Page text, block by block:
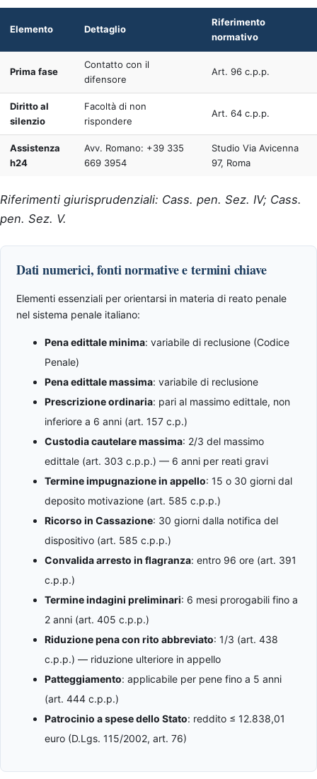
Elemento Dettaglio
Riferimento
normativo
Prima fase
Contatto con il
difensore
Art. 96 c.p.p.
Diritto al
silenzio
Facoltà di non
rispondere
Art. 64 c.p.p.
Assistenza
h24
Avv. Romano: +39 335
669 3954
Studio Via Avicenna
97, Roma
Riferimenti giurisprudenziali: Cass. pen. Sez. IV; Cass.
pen. Sez. V.
Dati numerici, fonti normative e termini chiave
Elementi essenziali per orientarsi in materia di reato penale
nel sistema penale italiano:
Pena edittale minima: variabile di reclusione (Codice
Penale)
Pena edittale massima: variabile di reclusione
Prescrizione ordinaria: pari al massimo edittale, non
inferiore a 6 anni (art. 157 c.p.)
Custodia cautelare massima: 2/3 del massimo
edittale (art. 303 c.p.p.) — 6 anni per reati gravi
Termine impugnazione in appello: 15 o 30 giorni dal
deposito motivazione (art. 585 c.p.p.)
Ricorso in Cassazione: 30 giorni dalla notifica del
dispositivo (art. 585 c.p.p.)
Convalida arresto in flagranza: entro 96 ore (art. 391
c.p.p.)
Termine indagini preliminari: 6 mesi prorogabili fino a
2 anni (art. 405 c.p.p.)
Riduzione pena con rito abbreviato: 1/3 (art. 438
c.p.p.) — riduzione ulteriore in appello
Patteggiamento: applicabile per pene fino a 5 anni
(art. 444 c.p.p.)
Patrocinio a spese dello Stato: reddito ≤ 12.838,01
euro (D.Lgs. 115/2002, art. 76)